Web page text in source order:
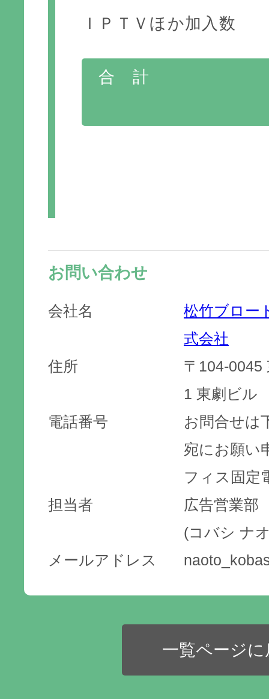
ＩＰＴＶほか加入数
合 計
お問い合わせ
会社名
松竹ブロー
式会社
住所
〒104-0045
1 東劇ビル
電話番号
お問合せは
宛にお願い
フィス固定
担当者
広告営業
(コバシ ナ
メールアドレス
一覧ページに